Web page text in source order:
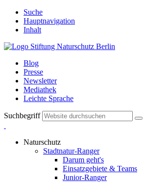
Suche
Hauptnavigation
Inhalt
Blog
Presse
Newsletter
Mediathek
Leichte Sprache
Suchbegriff
Naturschutz
Stadtnatur-Ranger
Darum geht's
Einsatzgebiete & Teams
Junior-Ranger